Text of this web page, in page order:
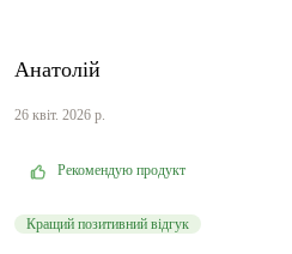
Анатолій
26 квіт. 2026 р.
Рекомендую продукт
Кращий позитивний відгук